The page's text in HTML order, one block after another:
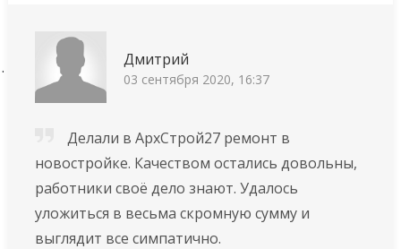
Дмитрий
03 сентября 2020, 16:37
Делали в АрхСтрой27 ремонт в
новостройке. Качеством остались довольны,
работники своё дело знают. Удалось
уложиться в весьма скромную сумму и
выглядит все симпатично.